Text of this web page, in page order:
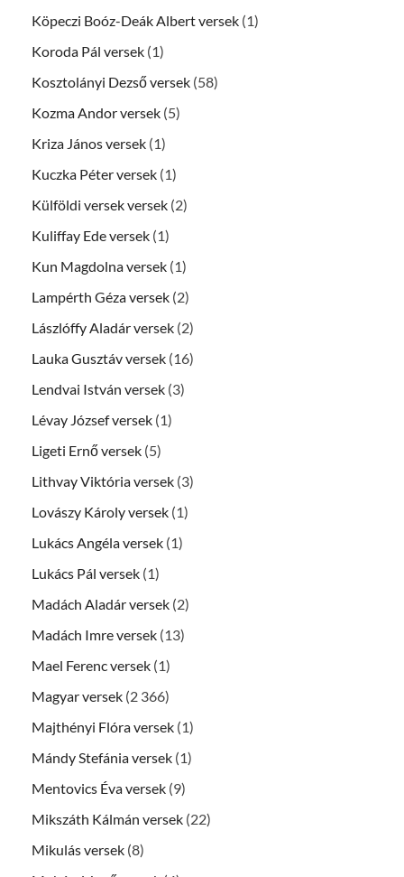
Köpeczi Boóz-Deák Albert versek (1)
Koroda Pál versek (1)
Kosztolányi Dezső versek (58)
Kozma Andor versek (5)
Kriza János versek (1)
Kuczka Péter versek (1)
Külföldi versek versek (2)
Kuliffay Ede versek (1)
Kun Magdolna versek (1)
Lampérth Géza versek (2)
Lászlóffy Aladár versek (2)
Lauka Gusztáv versek (16)
Lendvai István versek (3)
Lévay József versek (1)
Ligeti Ernő versek (5)
Lithvay Viktória versek (3)
Lovászy Károly versek (1)
Lukács Angéla versek (1)
Lukács Pál versek (1)
Madách Aladár versek (2)
Madách Imre versek (13)
Mael Ferenc versek (1)
Magyar versek (2 366)
Majthényi Flóra versek (1)
Mándy Stefánia versek (1)
Mentovics Éva versek (9)
Mikszáth Kálmán versek (22)
Mikulás versek (8)